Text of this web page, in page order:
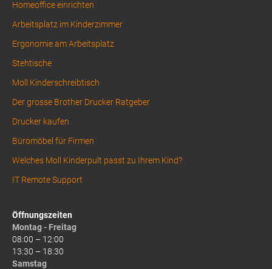
Homeoffice einrichten
Arbeitsplatz im Kinderzimmer
Ergonomie am Arbeitsplatz
Stehtische
Moll Kinderschreibtisch
Der grosse Brother Drucker Ratgeber
Drucker kaufen
Büromöbel für Firmen
Welches Moll Kinderpult passt zu Ihrem Kind?
IT Remote Support
Öffnungszeiten
Montag - Freitag
08:00 – 12:00
13:30 – 18:30
Samstag